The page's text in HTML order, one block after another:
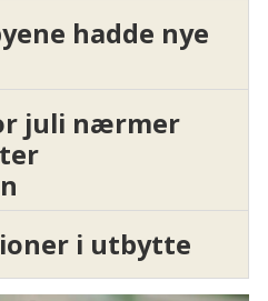
hadde nye
juli nærmer
i utbytte